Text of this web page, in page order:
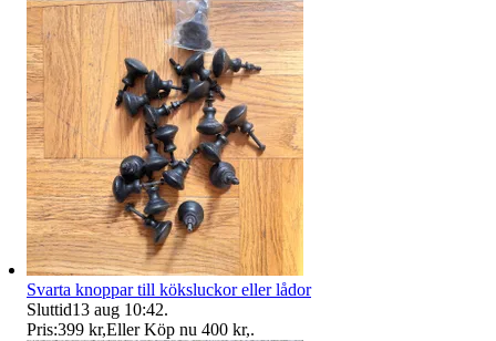
Svarta knoppar till köksluckor eller lådor
Sluttid13 aug 10:42.
Pris:399 kr,Eller Köp nu 400 kr,.